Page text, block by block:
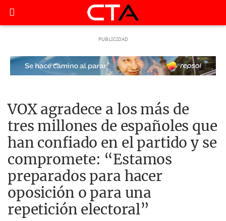
VOX agradece a los más de
tres millones de españoles que
han confiado en el partido y se
compromete: “Estamos
preparados para hacer
oposición o para una
repetición electoral”